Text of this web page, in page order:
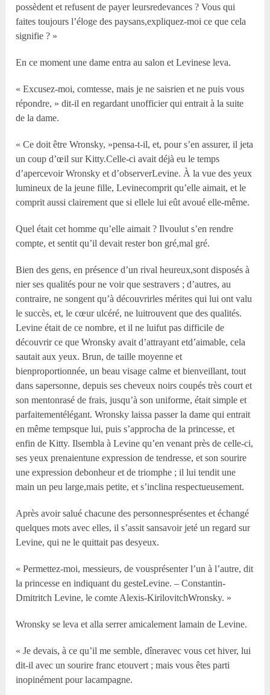
possèdent et refusent de payer leursredevances ? Vous qui
faites toujours l’éloge des paysans,expliquez-moi ce que cela
signifie ? »
En ce moment une dame entra au salon et Levinese leva.
« Excusez-moi, comtesse, mais je ne saisrien et ne puis vous
répondre, » dit-il en regardant unofficier qui entrait à la suite
de la dame.
« Ce doit être Wronsky, »pensa-t-il, et, pour s’en assurer, il jeta
un coup d’œil sur Kitty.Celle-ci avait déjà eu le temps
d’apercevoir Wronsky et d’observerLevine. À la vue des yeux
lumineux de la jeune fille, Levinecomprit qu’elle aimait, et le
comprit aussi clairement que si ellele lui eût avoué elle-même.
Quel était cet homme qu’elle aimait ? Ilvoulut s’en rendre
compte, et sentit qu’il devait rester bon gré,mal gré.
Bien des gens, en présence d’un rival heureux,sont disposés à
nier ses qualités pour ne voir que sestravers ; d’autres, au
contraire, ne songent qu’à découvrirles mérites qui lui ont valu
le succès, et, le cœur ulcéré, ne luitrouvent que des qualités.
Levine était de ce nombre, et il ne luifut pas difficile de
découvrir ce que Wronsky avait d’attrayant etd’aimable, cela
sautait aux yeux. Brun, de taille moyenne et
bienproportionnée, un beau visage calme et bienveillant, tout
dans sapersonne, depuis ses cheveux noirs coupés très court et
son mentonrasé de frais, jusqu’à son uniforme, était simple et
parfaitementélégant. Wronsky laissa passer la dame qui entrait
en même tempsque lui, puis s’approcha de la princesse, et
enfin de Kitty. Ilsembla à Levine qu’en venant près de celle-ci,
ses yeux prenaientune expression de tendresse, et son sourire
une expression debonheur et de triomphe ; il lui tendit une
main un peu large,mais petite, et s’inclina respectueusement.
Après avoir salué chacune des personnesprésentes et échangé
quelques mots avec elles, il s’assit sansavoir jeté un regard sur
Levine, qui ne le quittait pas desyeux.
« Permettez-moi, messieurs, de vousprésenter l’un à l’autre, dit
la princesse en indiquant du gesteLevine. – Constantin-
Dmitritch Levine, le comte Alexis-KirilovitchWronsky. »
Wronsky se leva et alla serrer amicalement lamain de Levine.
« Je devais, à ce qu’il me semble, dîneravec vous cet hiver, lui
dit-il avec un sourire franc etouvert ; mais vous êtes parti
inopinément pour lacampagne.